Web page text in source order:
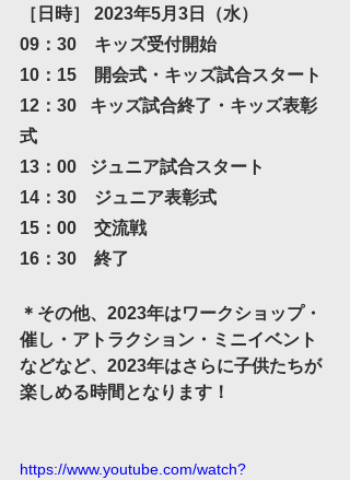
［日時］ 2023年5月3日（水）
09：30　キッズ受付開始
10：15　開会式・キッズ試合スタート
12：30   キッズ試合終了・キッズ表彰
式
13：00   ジュニア試合スタート
14：30　ジュニア表彰式
15：00　交流戦
16：30　終了
＊その他、2023年はワークショップ・
催し・アトラクション・ミニイベント
などなど、2023年はさらに子供たちが
楽しめる時間となります！
https://www.youtube.com/watch?